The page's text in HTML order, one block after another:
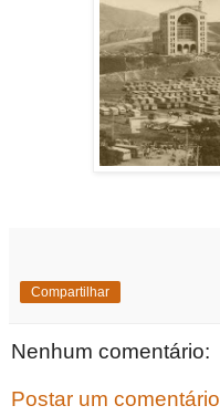
Compartilhar
Nenhum comentário:
Postar um comentário